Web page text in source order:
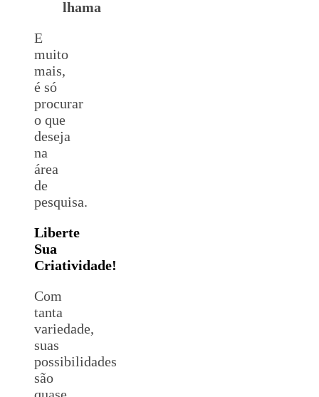
lhama
E
muito
mais,
é só
procurar
o que
deseja
na
área
de
pesquisa.
Liberte
Sua
Criatividade!
Com
tanta
variedade,
suas
possibilidades
são